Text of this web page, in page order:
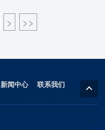
> >>
新闻中心 联系我们